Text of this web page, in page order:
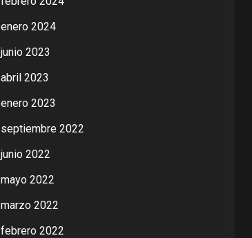
enero 2024
junio 2023
abril 2023
enero 2023
septiembre 2022
junio 2022
mayo 2022
marzo 2022
febrero 2022